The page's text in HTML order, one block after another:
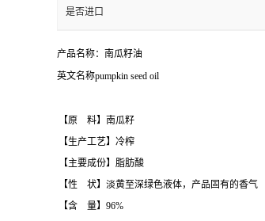
是否进口
产品名称：南瓜籽油
英文名称pumpkin seed oil
【原 料】南瓜籽
【生产工艺】冷榨
【主要成份】脂肪酸
【性 状】淡黄至深绿色液体，产品固有的香气
【含 量】96%